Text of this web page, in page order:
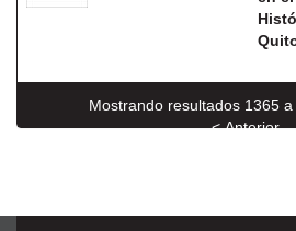
Mostrando resultados 1365 a
< Anterior